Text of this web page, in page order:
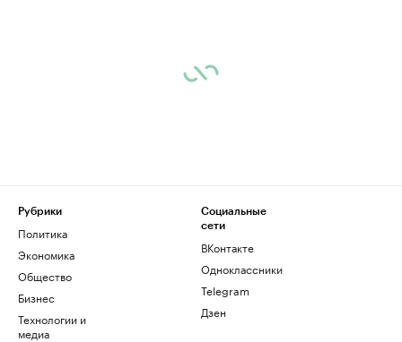
Рубрики
Политика
Экономика
Общество
Бизнес
Технологии и
медиа
Социальные
сети
ВКонтакте
Одноклассники
Telegram
Дзен